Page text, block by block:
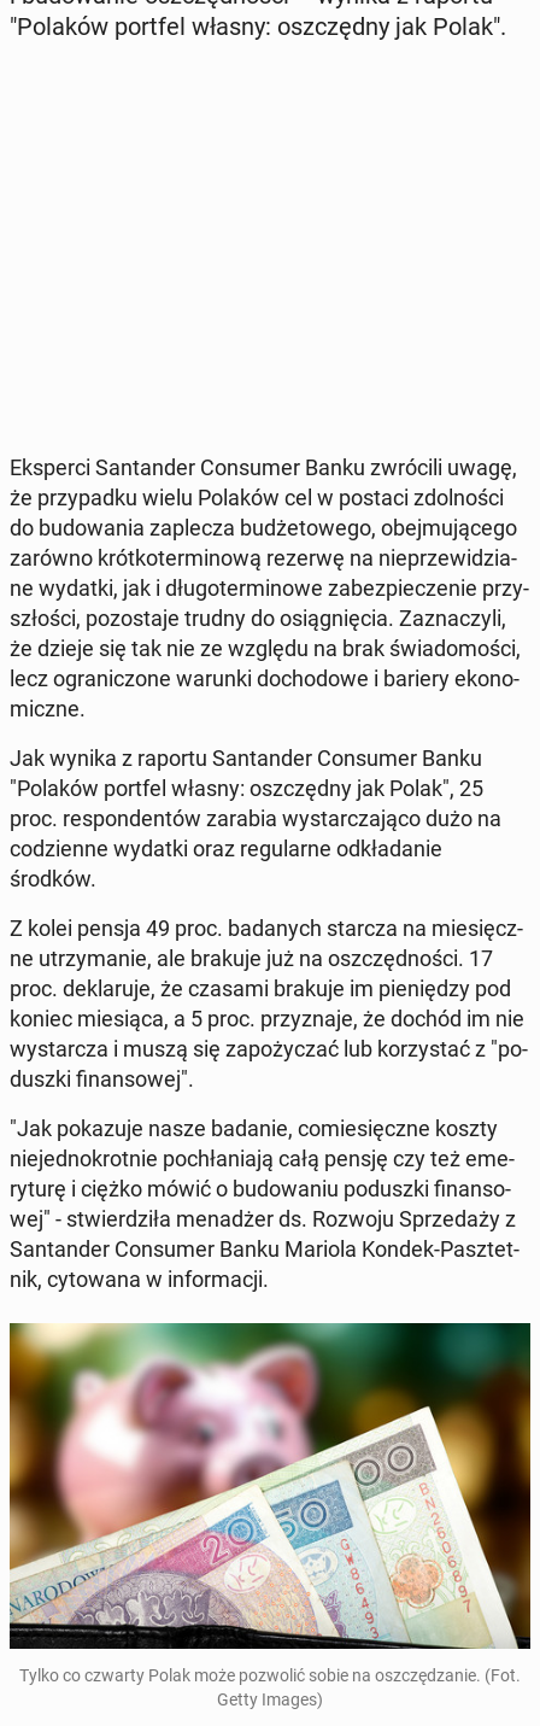
"Polaków portfel własny: oszczęd­ny jak Polak".
Eks­per­ci San­tan­der Con­su­mer Banku zwró­ci­li uwagę,
że przy­pad­ku wielu Polaków cel w postaci zdol­no­ści
do bu­do­wa­nia za­ple­cza bu­dże­to­we­go, obej­mu­ją­ce­go
zarówno krót­ko­ter­mi­no­wą rezerwę na nie­prze­wi­dzia­
ne wydatki, jak i dłu­go­ter­mi­no­we za­bez­pie­cze­nie przy­
szło­ści, po­zo­sta­je trudny do osią­gnię­cia. Za­zna­czy­li,
że dzieje się tak nie ze względu na brak świa­do­mo­ści,
lecz ogra­ni­czo­ne warunki do­cho­do­we i bariery eko­no­
micz­ne.
Jak wynika z raportu San­tan­der Con­su­mer Banku
"Polaków portfel własny: oszczęd­ny jak Polak", 25
proc. re­spon­den­tów zarabia wy­star­cza­ją­co dużo na
co­dzien­ne wydatki oraz re­gu­lar­ne od­kła­da­nie
środków.
Z kolei pensja 49 proc. ba­da­nych starcza na mie­sięcz­
ne utrzy­ma­nie, ale brakuje już na oszczęd­no­ści. 17
proc. de­kla­ru­je, że czasami brakuje im pie­nię­dzy pod
koniec mie­sią­ca, a 5 proc. przy­zna­je, że dochód im nie
wy­star­cza i muszą się za­po­ży­czać lub ko­rzy­stać z "po­
dusz­ki fi­nan­so­wej".
"Jak po­ka­zu­je nasze badanie, co­mie­sięcz­ne koszty
nie­jed­no­krot­nie po­chła­nia­ją całą pensję czy też eme­
ry­tu­rę i ciężko mówić o bu­do­wa­niu po­dusz­ki fi­nan­so­
wej" - stwier­dzi­ła me­na­dżer ds. Rozwoju Sprze­da­ży z
San­tan­der Con­su­mer Banku Mariola Kondek-Pasz­tet­
nik, cy­to­wa­na w in­for­ma­cji.
Tylko co czwarty Polak może po­zwo­lić sobie na oszczę­dza­nie. (Fot.
Getty Images)